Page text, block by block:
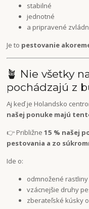
stabilné
jednotné
a pripravené
Je to pestovanie ako
🪴 Nie všetky
pochádzajú z
Aj keď je Holandsko
našej ponuke majú
👉 Približne15 % našej
pestovania a zo
Ide o:
odmnožené
vzácnejšie druhy
zberateľské kúsky